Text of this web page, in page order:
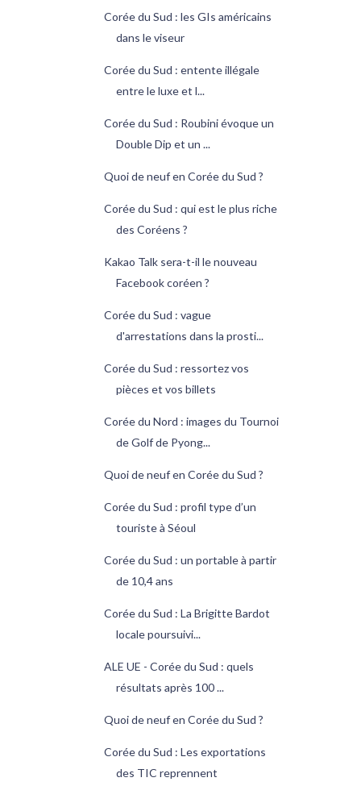
Corée du Sud : les GIs américains
dans le viseur
Corée du Sud : entente illégale
entre le luxe et l...
Corée du Sud : Roubini évoque un
Double Dip et un ...
Quoi de neuf en Corée du Sud ?
Corée du Sud : qui est le plus riche
des Coréens ?
Kakao Talk sera-t-il le nouveau
Facebook coréen ?
Corée du Sud : vague
d'arrestations dans la prosti...
Corée du Sud : ressortez vos
pièces et vos billets
Corée du Nord : images du Tournoi
de Golf de Pyong...
Quoi de neuf en Corée du Sud ?
Corée du Sud : profil type d’un
touriste à Séoul
Corée du Sud : un portable à partir
de 10,4 ans
Corée du Sud : La Brigitte Bardot
locale poursuivi...
ALE UE - Corée du Sud : quels
résultats après 100 ...
Quoi de neuf en Corée du Sud ?
Corée du Sud : Les exportations
des TIC reprennent